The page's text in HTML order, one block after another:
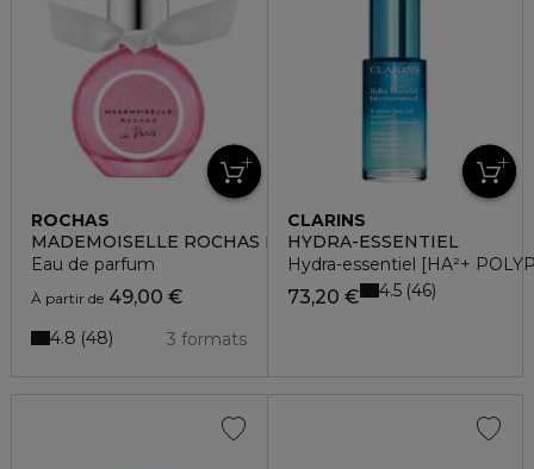
ROCHAS
MADEMOISELLE ROCHAS IN PARIS
Eau de parfum
À partir de 49,00 €
3 formats
4.8 48
CLARINS
HYDRA-ESSENTIEL
Hydra-essentiel [HA²+
73,20 € 4.5 46